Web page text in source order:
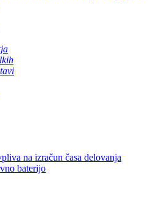
na izračun časa delovanja
baterijo